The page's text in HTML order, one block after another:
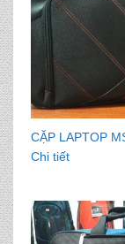
CẶP LAPTOP
Chi tiết